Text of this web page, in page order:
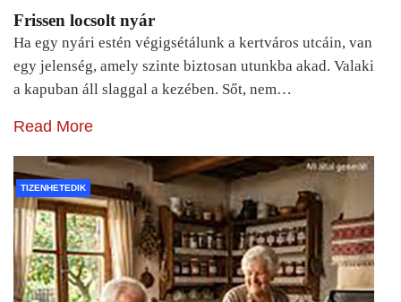
Frissen locsolt nyár
Ha egy nyári estén végigsétálunk a kertváros utcáin, van
egy jelenség, amely szinte biztosan utunkba akad. Valaki
a kapuban áll slaggal a kezében. Sőt, nem…
Read More
TIZENHETEDIK